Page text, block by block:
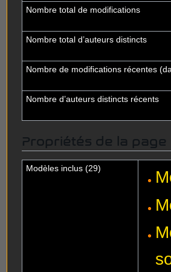
Nombre total de modifications
Nombre total d’auteurs distincts
Nombre de modifications récentes
Nombre d’auteurs distincts récents
Propriétés de la page
Modèles inclus (29)